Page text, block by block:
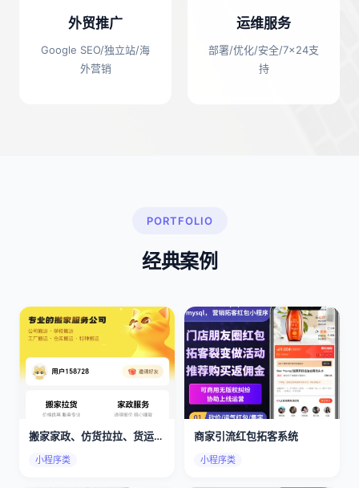
外贸推广
Google SEO/独立站/海
外营销
运维服务
部署/优化/安全/7×24支
持
PORTFOLIO
经典案例
搬家家政、仿货拉拉、货运搬家、搬家小程序app
小程序类
商家引流红包拓客系统
小程序类